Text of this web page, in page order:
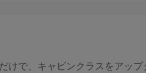
けで、キャビンクラスをアッ